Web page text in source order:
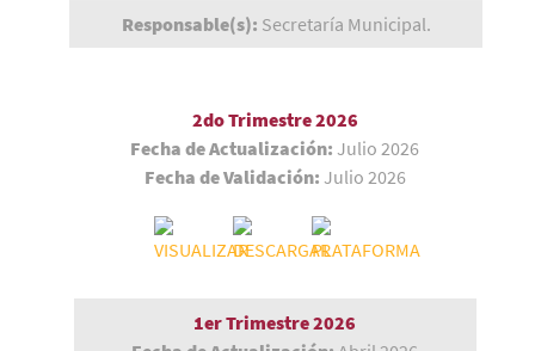
Responsable(s): Secretaría Municipal.
2do Trimestre 2026
Fecha de Actualización: Julio 2026
Fecha de Validación: Julio 2026
1er Trimestre2026